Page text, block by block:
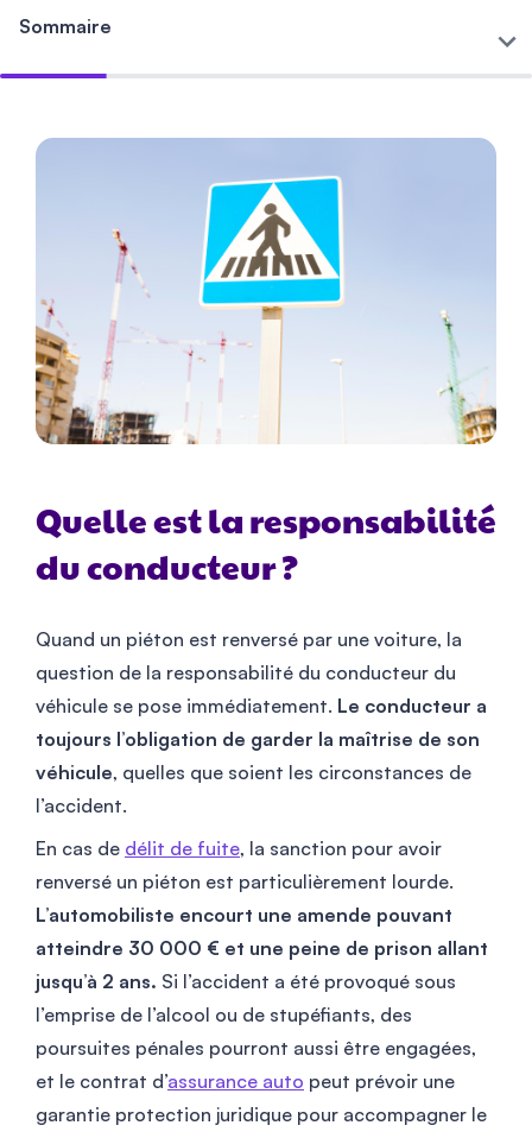
Sommaire
Quelle est la responsabilité
du conducteur ?
Quand un piéton est renversé par une voiture, la
question de la responsabilité du conducteur du
véhicule se pose immédiatement. Le conducteur a
toujours l’obligation de garder la maîtrise de son
véhicule, quelles que soient les circonstances de
l’accident.
En cas de délit de fuite, la sanction pour avoir
renversé un piéton est particulièrement lourde.
L’automobiliste encourt une amende pouvant
atteindre 30 000 € et une peine de prison allant
jusqu’à 2 ans. Si l’accident a été provoqué sous
l’emprise de l’alcool ou de stupéfiants, des
poursuites pénales pourront aussi être engagées,
et le contrat d’assurance auto peut prévoir une
garantie protection juridique pour accompagner le